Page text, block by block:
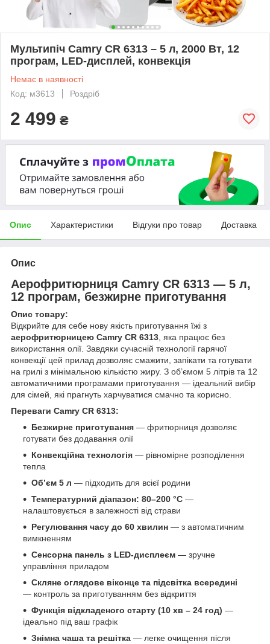
Мультипіч Camry CR 6313 – 5 л, 2000 Вт, 12
програм, LED-дисплей, конвекція
Немає в наявності
Код: м3613
Роздріб
2 499 ₴
Опис Характеристики Відгуки про товар Доставка
Опис
Аерофритюрниця Camry CR 6313 — 5 л,
12 програм, безжирне приготування
Опис товару:
Відкрийте для себе нову якість приготування їжі з
аерофритюрницею Camry CR 6313, яка працює без
використання олії. Завдяки сучасній технології гарячої
конвекції цей прилад дозволяє смажити, запікати та готувати
на грилі з мінімальною кількістю жиру. З об’ємом 5 літрів та 12
автоматичними програмами приготування — ідеальний вибір
для сімей, які прагнуть харчуватися смачно та корисно.
Переваги Camry CR 6313:
Безжирне приготування — фритюрниця дозволяє
готувати без додавання олії
Конвекційна технологія — рівномірне розподілення
тепла
Об’єм 5 л — підходить для всієї родини
Температурний діапазон: 80–200 °C —
налаштовується в залежності від страви
Регулювання часу до 60 хвилин — з автоматичним
вимкненням
Сенсорна панель з LED-дисплеєм — зручне
управління приладом
Скляне оглядове віконце та підсвітка всередині
— контроль за приготуванням без відкриття
Функція відкладеного старту (10 хв – 24 год) —
ідеально під ваш графік
Знімна чаша та решітка — легке очищення після